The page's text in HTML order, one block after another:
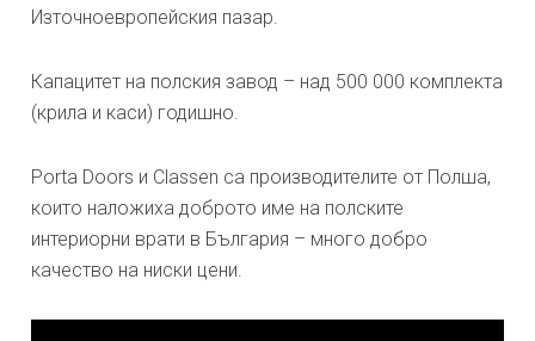
Източноевропейския пазар.
Капацитет на полския завод – над 500 000 комплекта
(крила и каси) годишно.
Porta Doors и Classen са производителите от Полша,
които наложиха доброто име на полските
интериорни врати в България – много добро
качество на ниски цени.